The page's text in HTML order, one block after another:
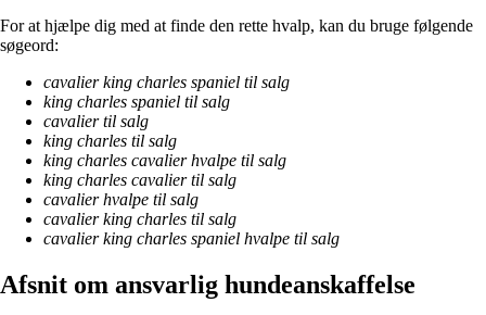
For at hjælpe dig med at finde den rette hvalp, kan du bruge følgende
søgeord:
cavalier king charles spaniel til salg
king charles spaniel til salg
cavalier til salg
king charles til salg
king charles cavalier hvalpe til salg
king charles cavalier til salg
cavalier hvalpe til salg
cavalier king charles til salg
cavalier king charles spaniel hvalpe til salg
Afsnit om ansvarlig hundeanskaffelse